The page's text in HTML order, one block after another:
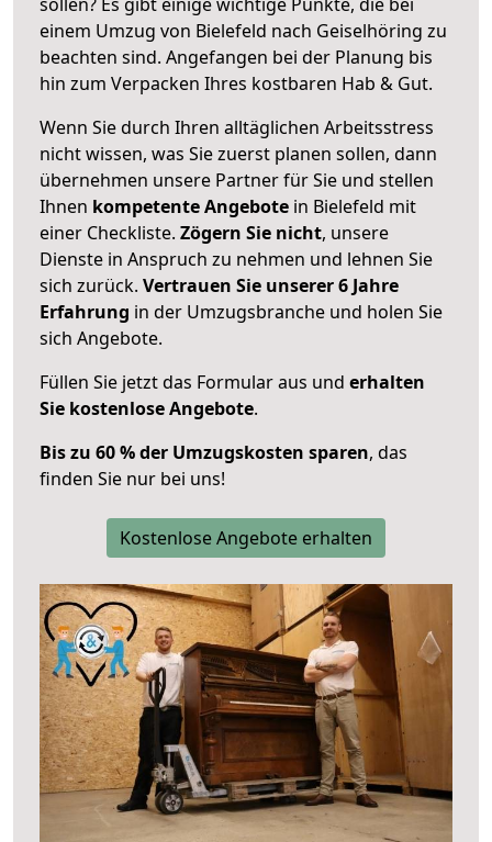
einem Umzug von Bielefeld nach Geiselhöring zu
beachten sind. Angefangen bei der Planung bis
hin zum Verpacken Ihres kostbaren Hab & Gut.
Wenn Sie durch Ihren alltäglichen Arbeitsstress
nicht wissen, was Sie zuerst planen sollen, dann
übernehmen unsere Partner für Sie und stellen
Ihnen kompetente Angebote in Bielefeld mit
einer Checkliste. Zögern Sie nicht, unsere
Dienste in Anspruch zu nehmen und lehnen Sie
sich zurück. Vertrauen Sie unserer 6 Jahre
Erfahrung in der Umzugsbranche und holen Sie
sich Angebote.
Füllen Sie jetzt das Formular aus und erhalten
Sie kostenlose Angebote.
Bis zu 60 % der Umzugskosten sparen, das
finden Sie nur bei uns!
Kostenlose Angebote erhalten